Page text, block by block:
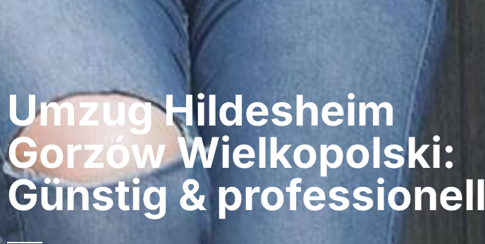
Umzug Hildesheim​
Gorzów Wielkopolski:
Günstig & professionell​